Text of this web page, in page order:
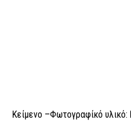
Κείμενο –Φωτογραφίκό υλικό: